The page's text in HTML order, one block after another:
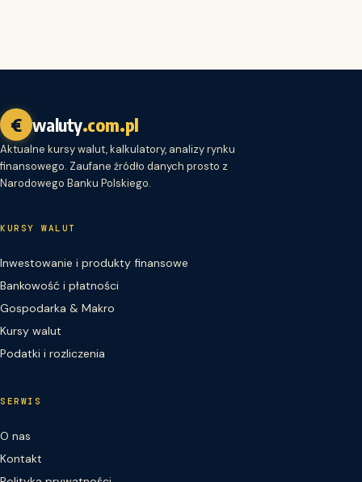
€ waluty.com.pl
Aktualne kursy walut, kalkulatory, analizy rynku
finansowego. Zaufane źródło danych prosto z
Narodowego Banku Polskiego.
KURSY WALUT
Inwestowanie i produkty finansowe
Bankowość i płatności
Gospodarka & Makro
Kursy walut
Podatki i rozliczenia
SERWIS
O nas
Kontakt